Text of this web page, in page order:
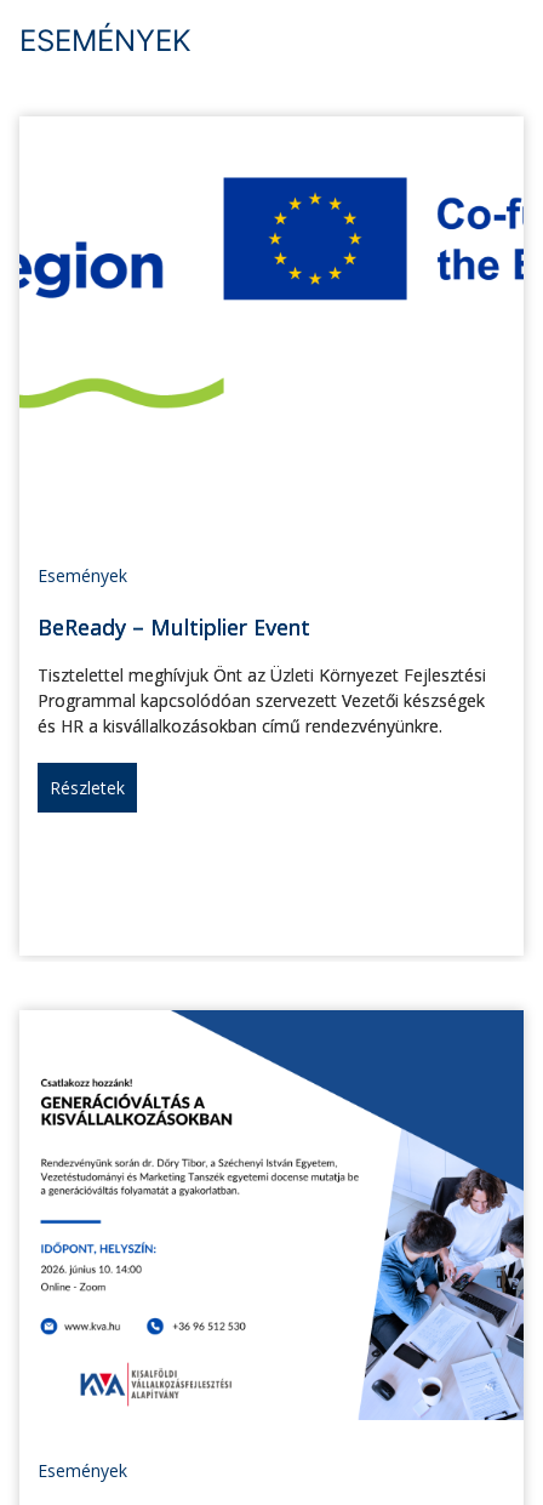
ESEMÉNYEK
Események
BeReady – Multiplier Event
Tisztelettel meghívjuk Önt az Üzleti Környezet Fejlesztési
Programmal kapcsolódóan szervezett Vezetői készségek
és HR a kisvállalkozásokban című rendezvényünkre.
Részletek
Események